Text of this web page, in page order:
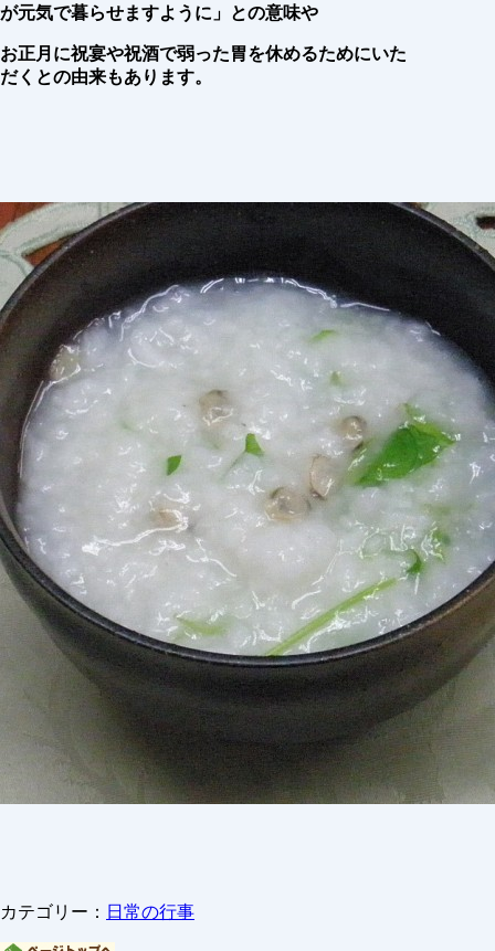
が元気で暮らせますように」との意味や
お正月に祝宴や祝酒で弱った胃を休めるためにいた
だくとの由来もあります。
カテゴリー： 日常の行事